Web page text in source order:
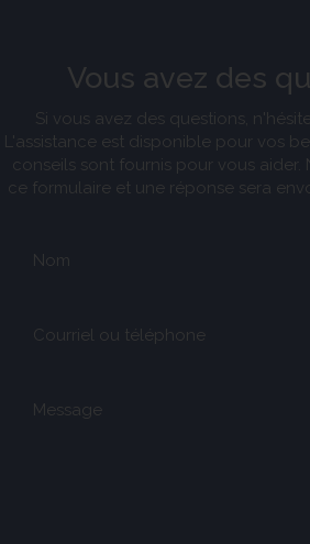
Vous avez des
Si vous avez des questions,
L'assistance est disponible pour vos
conseils sont fournis pour vous aider.
ce formulaire et une réponse sera
Nom
Courriel ou téléphone
Message